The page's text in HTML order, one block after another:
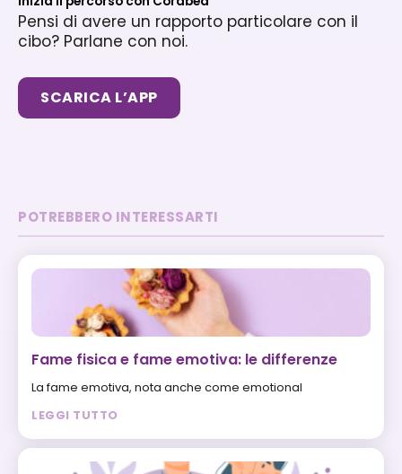
Pensi di avere un rapporto particolare con il
cibo? Parlane con noi.
SCARICA L’APP
POTREBBERO INTERESSARTI
Fame fisica e fame emotiva: le differenze
La fame emotiva, nota anche come emotional
LEGGI TUTTO